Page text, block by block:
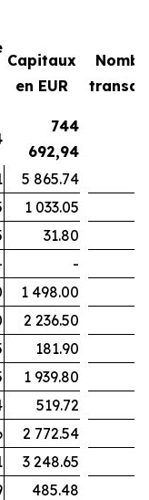
Capitaux
en EUR
744
692,94
5 865.74
1 033.05
31.80
-
1 498.00
2 236.50
181.90
1 939.80
519.72
2 772.54
3 248.65
485.48